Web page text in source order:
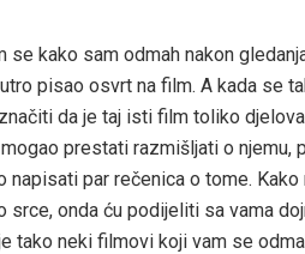
se kako sam odmah nakon
pisao osvrt na film. A kada se
da je taj isti film toliko
prestati razmišljati o njemu,
napisati par rečenica o tome.
srce, onda ću podijeliti sa vama
tako neki filmovi koji vam se